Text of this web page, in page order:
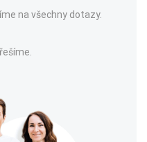
na všechny dotazy.